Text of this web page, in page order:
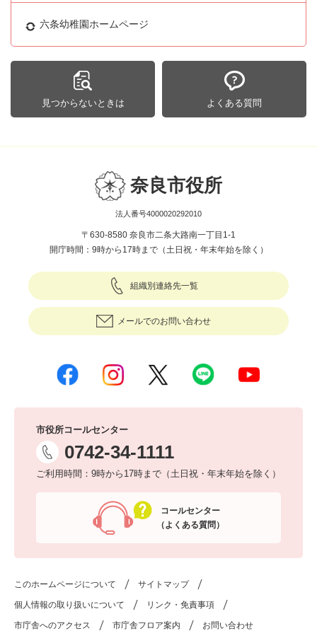
六条幼稚園ホームページ
見つからないときは よくある質問
奈良市役所
法人番号4000020292010
〒630-8580 奈良市二条大路南一丁目1-1
開庁時間：9時から17時まで（土日祝・年末年始を除く）
組織別連絡先一覧
メールでのお問い合わせ
市役所コールセンター
0742-34-1111
ご利用時間：9時から17時まで（土日祝・年末年始を除く）
コールセンター
（よくある質問）
このホームページについて サイトマップ
個人情報の取り扱いについて リンク・免責事項
市庁舎へのアクセス 市庁舎フロア案内 お問い合わせ